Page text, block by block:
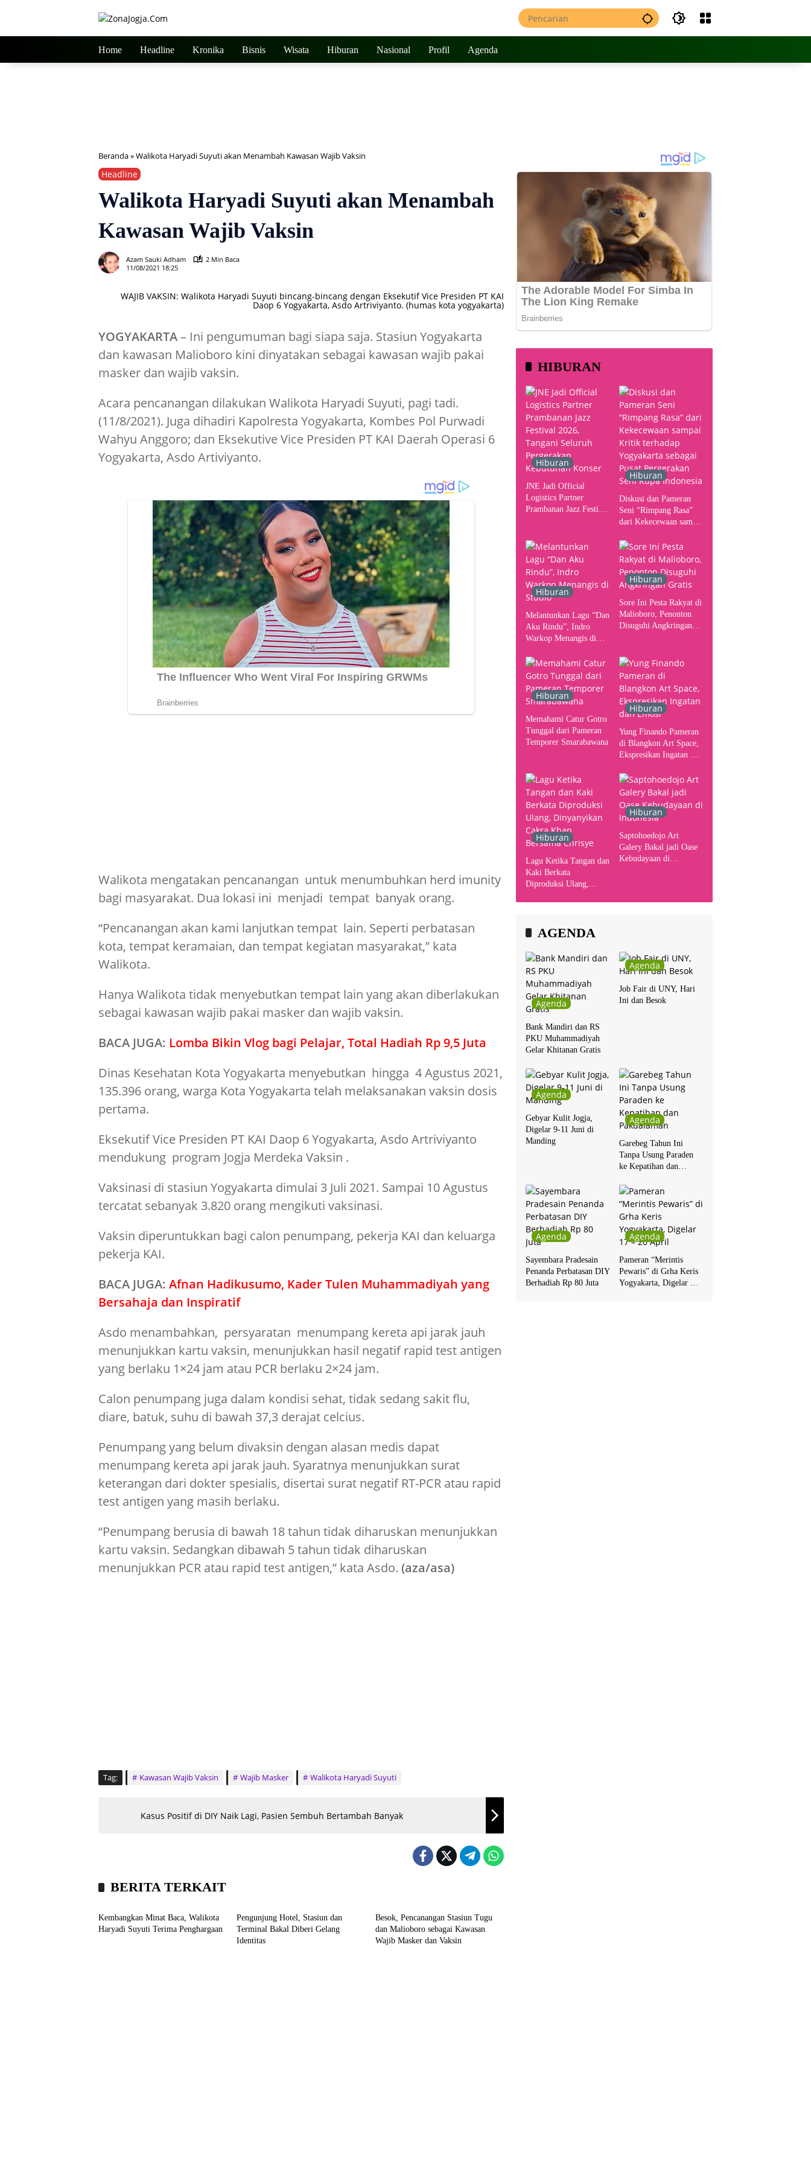
Home Headline Kronika Bisnis Wisata Hiburan Nasional Profil Agenda
Beranda»Walikota Haryadi Suyuti akan Menambah Kawasan Wajib Vaksin
Headline
Walikota Haryadi Suyuti akan Menambah
Kawasan Wajib Vaksin
Azam Sauki Adham
2 Min Baca
11/08/2021 18:25
WAJIB VAKSIN: Walikota Haryadi Suyuti bincang-bincang dengan Eksekutif Vice Presiden PT KAI
Daop 6 Yogyakarta, Asdo Artriviyanto. (humas kota yogyakarta)
YOGYAKARTA– Ini pengumuman bagi siapa saja. Stasiun Yogyakarta
dan kawasan Malioboro kini dinyatakan sebagai kawasan wajib pakai
masker dan wajib vaksin.
Acara pencanangan dilakukan Walikota Haryadi Suyuti, pagi tadi.
(11/8/2021). Juga dihadiri Kapolresta Yogyakarta, Kombes Pol Purwadi
Wahyu Anggoro; dan Eksekutive Vice Presiden PT KAI Daerah Operasi 6
Yogyakarta, Asdo Artiviyanto.
Walikota mengatakan pencanangan untuk menumbuhkan herd imunity
bagi masyarakat. Dua lokasi ini menjadi tempat banyak orang.
“Pencanangan akan kami lanjutkan tempat lain. Seperti perbatasan
kota, tempat keramaian, dan tempat kegiatan masyarakat,” kata
Walikota.
Hanya Walikota tidak menyebutkan tempat lain yang akan diberlakukan
sebagai kawasan wajib pakai masker dan wajib vaksin.
BACA JUGA: Lomba Bikin Vlog bagi Pelajar, Total Hadiah Rp 9,5 Juta
Dinas Kesehatan Kota Yogyakarta menyebutkan hingga 4 Agustus 2021,
135.396 orang, warga Kota Yogyakarta telah melaksanakan vaksin dosis
pertama.
Eksekutif Vice Presiden PT KAI Daop 6 Yogyakarta, Asdo Artriviyanto
mendukung program Jogja Merdeka Vaksin .
Vaksinasi di stasiun Yogyakarta dimulai 3 Juli 2021. Sampai 10 Agustus
tercatat sebanyak 3.820 orang mengikuti vaksinasi.
Vaksin diperuntukkan bagi calon penumpang, pekerja KAI dan keluarga
pekerja KAI.
BACA JUGA: Afnan Hadikusumo, Kader Tulen Muhammadiyah yang
Bersahaja dan Inspiratif
Asdo menambahkan, persyaratan menumpang kereta api jarak jauh
menunjukkan kartu vaksin, menunjukkan hasil negatif rapid test antigen
yang berlaku 1×24 jam atau PCR berlaku 2×24 jam.
Calon penumpang juga dalam kondisi sehat, tidak sedang sakit flu,
diare, batuk, suhu di bawah 37,3 derajat celcius.
Penumpang yang belum divaksin dengan alasan medis dapat
menumpang kereta api jarak jauh. Syaratnya menunjukkan surat
keterangan dari dokter spesialis, disertai surat negatif RT-PCR atau rapid
test antigen yang masih berlaku.
“Penumpang berusia di bawah 18 tahun tidak diharuskan menunjukkan
kartu vaksin. Sedangkan dibawah 5 tahun tidak diharuskan
menunjukkan PCR atau rapid test antigen,” kata Asdo. (aza/asa)
Tag: Kawasan Wajib Vaksin Wajib Masker Walikota Haryadi Suyuti
Kasus Positif di DIY Naik Lagi, Pasien Sembuh Bertambah Banyak
BERITA TERKAIT
Kronika
Kembangkan Minat Baca, Walikota
Haryadi Suyuti Terima Penghargaan
Pengunjung Hotel, Stasiun dan
Terminal Bakal Diberi Gelang
Identitas
Besok, Pencanangan Stasiun Tugu
dan Malioboro sebagai Kawasan
Wajib Masker dan Vaksin
HIBURAN
Hiburan
JNE Jadi Official
Logistics Partner
Prambanan Jazz Festival
Konser
Hiburan
Diskusi dan Pameran
Seni “Rimpang Rasa”
dari Kekecewaan sampai
Yogyakarta sebagai
Pusat Pergerakan Seni
Rupa Indonesia
Hiburan
Melantunkan Lagu “Dan
Aku Rindu”, Indro
Warkop Menangis di
Hiburan
Sore Ini Pesta Rakyat di
Malioboro, Penonton
Disuguhi Angkringan
Hiburan
Memahami Catur Gotro
Tunggal dari Pameran
Temporer Smarabawana
Hiburan
Yung Finando Pameran
di Blangkon Art Space,
Ekspresikan Ingatan dan
Hiburan
Lagu Ketika Tangan dan
Kaki Berkata
Diproduksi Ulang,
Hiburan
Saptohoedojo Art
Galery Bakal jadi Oase
Kebudayaan di
AGENDA
Agenda
Bank Mandiri dan RS
PKU Muhammadiyah
Gelar Khitanan Gratis
Agenda
Job Fair di UNY, Hari
Ini dan Besok
Agenda
Gebyar Kulit Jogja,
Digelar 9-11 Juni di
Manding
Agenda
Garebeg Tahun Ini
Tanpa Usung Paraden
ke Kepatihan dan
Agenda
Sayembara Pradesain
Penanda Perbatasan DIY
Berhadiah Rp 80 Juta
Agenda
Pameran “Merintis
Pewaris” di Grha Keris
Yogyakarta, Digelar 17